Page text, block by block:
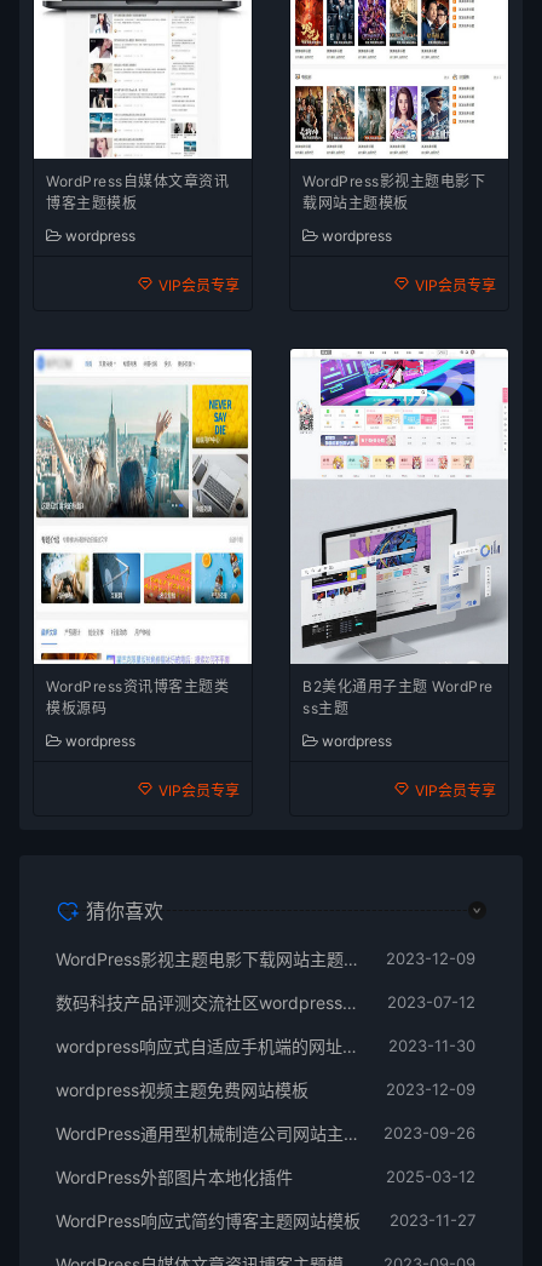
WordPress自媒体文章资讯
博客主题模板
wordpress
VIP会员专享
WordPress影视主题电影下
载网站主题模板
wordpress
VIP会员专享
WordPress资讯博客主题类
模板源码
wordpress
VIP会员专享
B2美化通用子主题 WordPre
ss主题
wordpress
VIP会员专享
猜你喜欢
WordPress影视主题电影下载网站主题模板 2023-12-09
数码科技产品评测交流社区wordpress模板 2023-07-12
wordpress响应式自适应手机端的网址导航主题模板 2023-11-30
wordpress视频主题免费网站模板 2023-12-09
WordPress通用型机械制造公司网站主题模板 2023-09-26
WordPress外部图片本地化插件 2025-03-12
WordPress响应式简约博客主题网站模板 2023-11-27